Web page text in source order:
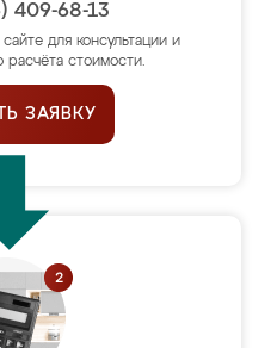
409-68-13
для консультации и
расчёта стоимости.
ЗАЯВКУ